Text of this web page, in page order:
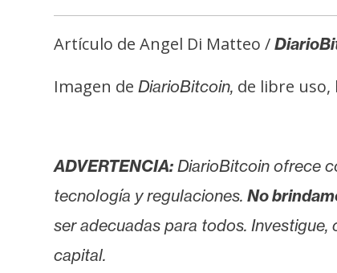
Artículo de Angel Di Matteo /
Imagen de DiarioBitcoin, de libre uso,
ADVERTENCIA: DiarioBitcoin ofrece
tecnología y regulaciones. No
ser adecuadas para todos.
capital.